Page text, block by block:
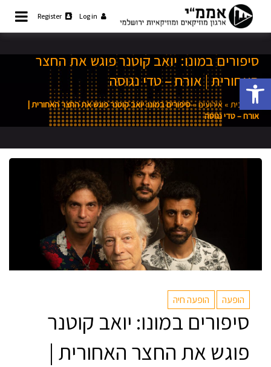
פתח סרגל נגישות
content
אממ"י
קהילת המוזיקאים והמוזיקאיות
ירושלמית
Log in
Register
סיפורים במונו: יואב קוטנר פוגש את החצר
האחורית | אורח – טדי נגוסה
דף הבית » אירועים»סיפורים במונו: יואב קוטנר פוגש את החצר האחורית |
אורח – טדי נגוסה
הופעה הופעה חיה
סיפורים במונו: יואב קוטנר
פוגש את החצר האחורית |